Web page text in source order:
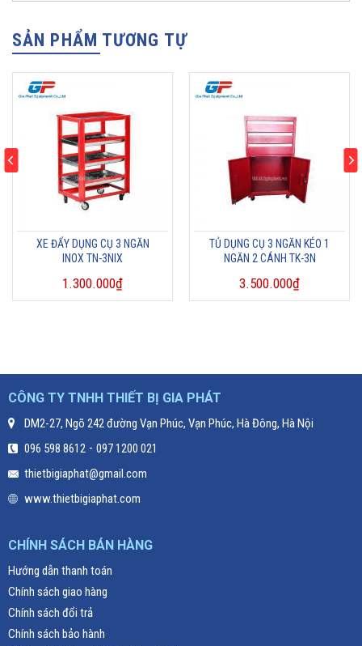
SẢN PHẨM TƯƠNG TỰ
XE ĐẨY DỤNG CỤ 3 NGĂN
INOX TN-3NIX
1.300.000₫
TỦ DỤNG CỤ 3 NGĂN KÉO 1
NGĂN 2 CÁNH TK-3N
3.500.000₫
CÔNG TY TNHH THIẾT BỊ GIA PHÁT
DM2-27, Ngõ 242 đường Vạn Phúc, Vạn Phúc, Hà Đông, Hà Nội
096 598 8612 - 097 1200 021
thietbigiaphat@gmail.com
www.thietbigiaphat.com
CHÍNH SÁCH BÁN HÀNG
Hướng dẫn thanh toán
Chính sách giao hàng
Chính sách đổi trả
Chính sách bảo hành